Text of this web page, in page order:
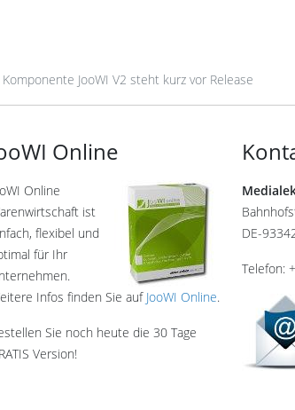
Komponente JooWI V2 steht kurz vor Release
Online
Online
ist
flexibel und
für Ihr
Infos finden Sie auf JooWI Online.
Sie noch heute die 30 Tage
Version!
DE-
Telefon: